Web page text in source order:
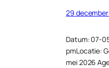
29
Datum: 07-
pmLocatie:
mei 2026